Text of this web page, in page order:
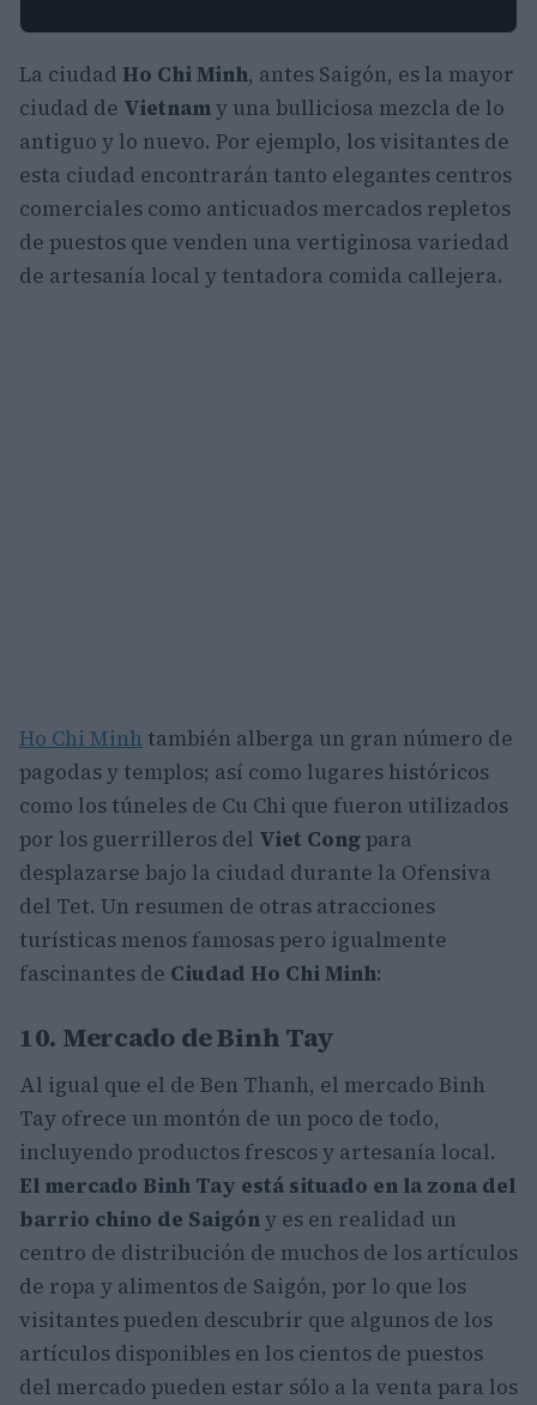
La ciudad Ho Chi Minh, antes Saigón, es la mayor
ciudad de Vietnamy una bulliciosa mezcla de lo
antiguo y lo nuevo. Por ejemplo, los visitantes de
esta ciudad encontrarán tanto elegantes centros
comerciales como anticuados mercados repletos
de puestos que venden una vertiginosa variedad
de artesanía local y tentadora comida callejera.
Ho Chi Minh también alberga un gran número de
pagodas y templos; así como lugares históricos
como los túneles de Cu Chi que fueron utilizados
por los guerrilleros del Viet Congpara
desplazarse bajo la ciudad durante la Ofensiva
del Tet. Un resumen de otras atracciones
turísticas menos famosas pero igualmente
fascinantes de Ciudad Ho Chi Minh:
10. Mercado de Binh Tay
Al igual que el de Ben Thanh, el mercado Binh
Tay ofrece un montón de un poco de todo,
incluyendo productos frescos y artesanía local.
El mercado Binh Tay está situado en la zona del
barrio chino de Saigóny es en realidad un
centro de distribución de muchos de los artículos
de ropa y alimentos de Saigón, por lo que los
visitantes pueden descubrir que algunos de los
artículos disponibles en los cientos de puestos
del mercado pueden estar sólo a la venta para los